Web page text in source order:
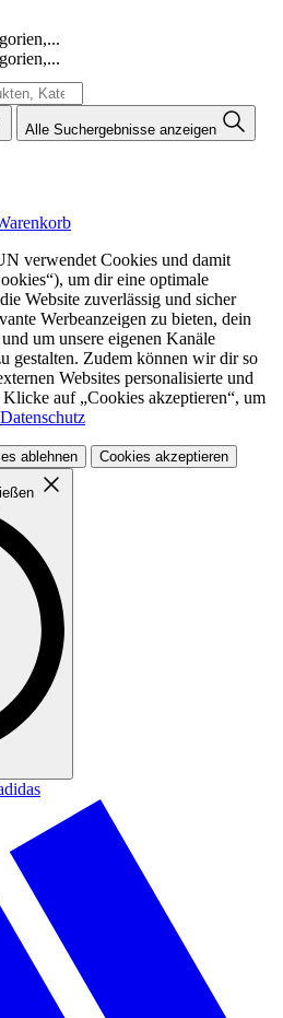
Alle Suchergebnisse anzeigen
verwendet Cookies und damit
um dir eine optimale
Website zuverlässig und sicher
Werbeanzeigen zu bieten, dein
um unsere eigenen Kanäle
gestalten. Zudem können wir dir so
Websites personalisierte und
auf „Cookies akzeptieren“, um
Datenschutz
ablehnen Cookies akzeptieren